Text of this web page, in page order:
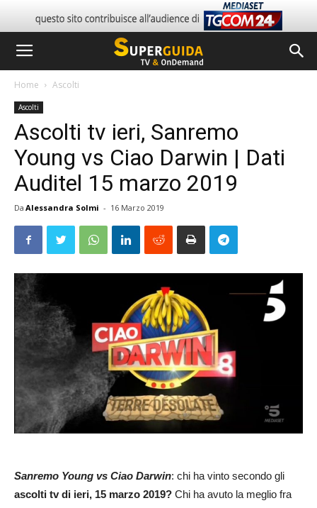
Home Ascolti
Ascolti
Ascolti tv ieri, Sanremo
Young vs Ciao Darwin | Dati
Auditel 15 marzo 2019
Da Alessandra Solmi - 16 Marzo 2019
Sanremo Young vs Ciao Darwin: chi ha vinto secondo gli
ascolti tv di ieri, 15 marzo 2019? Chi ha avuto la meglio fra